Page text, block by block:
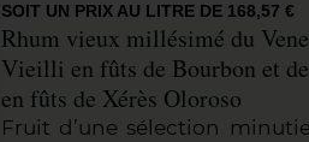
SOIT UN PRIX AU LITRE DE 168,57 €
Rhum vieux millésimé du
Vieilli en fûts de Bourbon et
en fûts de Xérès Oloroso
Fruit d’une sélection